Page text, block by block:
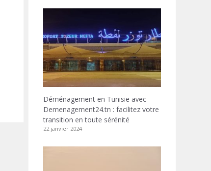
Déménagement en Tunisie avec
Demenagement24.tn : facilitez votre
transition en toute sérénité
22 janvier 2024